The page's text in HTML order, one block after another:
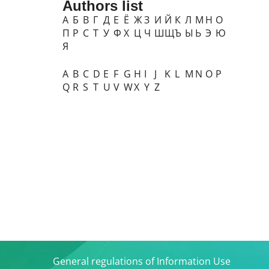
Authors list
А Б В Г Д Е Ё ЖЗ И Й К Л М Н О
П Р С Т У Ф Х Ц Ч ШЩЪ Ы Ь Э Ю
Я
A B C D E F G H I J K L M N O P
Q R S T U V WX Y Z
General regulations of Information Use